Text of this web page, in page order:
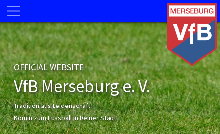
OFFICIAL WEBSITE
VfB Merseburg e. V.
Tradition aus Leidenschaft
Komm zum Fussball in Deiner Stadt!